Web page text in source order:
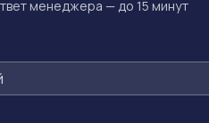
менеджера — до 15 минут